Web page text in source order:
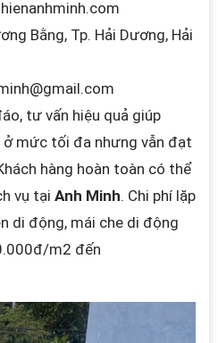
Bằng, Tp. Hải Dương, Hải
@gmail.com
tư vấn hiệu quả giúp
ở mức tối đa nhưng vẫn đạt
hách hàng hoàn toàn có thể
vụ tại Anh Minh. Chi phí lặp
di động, mái che di động
m2 đến